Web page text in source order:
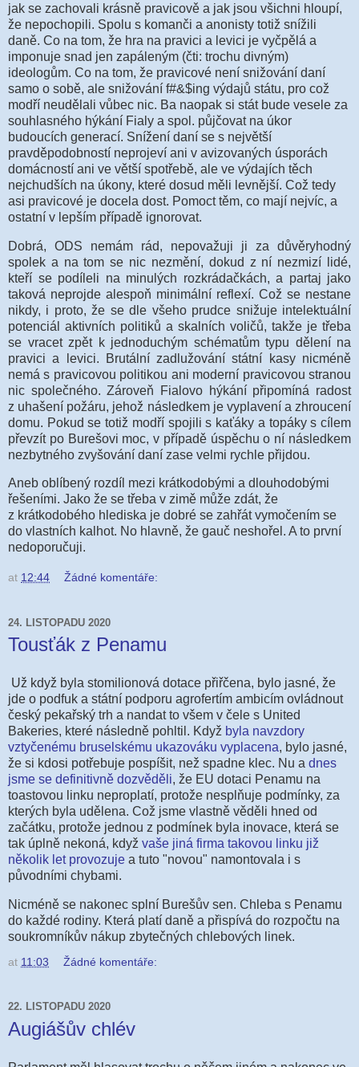
jak se zachovali krásně pravicově a jak jsou všichni hloupí,
že nepochopili. Spolu s komanči a anonisty totiž snížili
daně. Co na tom, že hra na pravici a levici je vyčpělá a
imponuje snad jen zapáleným (čti: trochu divným)
ideologům. Co na tom, že pravicové není snižování daní
samo o sobě, ale snižování f#&$ing výdajů státu, pro což
modří neudělali vůbec nic. Ba naopak si stát bude vesele za
souhlasného hýkání Fialy a spol. půjčovat na úkor
budoucích generací. Snížení daní se s největší
pravděpodobností neprojeví ani v avizovaných úsporách
domácností ani ve větší spotřebě, ale ve výdajích těch
nejchudších na úkony, které dosud měli levnější. Což tedy
asi pravicové je docela dost. Pomoct těm, co mají nejvíc, a
ostatní v lepším případě ignorovat.
Dobrá, ODS nemám rád, nepovažuji ji za důvěryhodný
spolek a na tom se nic nezmění, dokud z ní nezmizí lidé,
kteří se podíleli na minulých rozkrádačkách, a partaj jako
taková neprojde alespoň minimální reflexí. Což se nestane
nikdy, i proto, že se dle všeho prudce snižuje intelektuální
potenciál aktivních politiků a skalních voličů, takže je třeba
se vracet zpět k jednoduchým schématům typu dělení na
pravici a levici. Brutální zadlužování státní kasy nicméně
nemá s pravicovou politikou ani moderní pravicovou stranou
nic společného. Zároveň Fialovo hýkání připomíná radost
z uhašení požáru, jehož následkem je vyplavení a zhroucení
domu. Pokud se totiž modří spojili s kaťáky a topáky s cílem
převzít po Burešovi moc, v případě úspěchu o ní následkem
nezbytného zvyšování daní zase velmi rychle přijdou.
Aneb oblíbený rozdíl mezi krátkodobými a dlouhodobými
řešeními. Jako že se třeba v zimě může zdát, že
z krátkodobého hlediska je dobré se zahřát vymočením se
do vlastních kalhot. No hlavně, že gauč neshořel. A to první
nedoporučuji.
at 12:44 Žádné komentáře:
24. LISTOPADU 2020
Tousťák z Penamu
Už když byla stomilionová dotace přiřčena, bylo jasné, že
jde o podfuk a státní podporu agrofertím ambicím ovládnout
český pekařský trh a nandat to všem v čele s United
Bakeries, které následně pohltil. Když byla navzdory
vztyčenému bruselskému ukazováku vyplacena, bylo jasné,
že si kdosi potřebuje pospíšit, než spadne klec. Nu a dnes
jsme se definitivně dozvěděli, že EU dotaci Penamu na
toastovou linku neproplatí, protože nesplňuje podmínky, za
kterých byla udělena. Což jsme vlastně věděli hned od
začátku, protože jednou z podmínek byla inovace, která se
tak úplně nekoná, když vaše jiná firma takovou linku již
několik let provozuje a tuto "novou" namontovala i s
původními chybami.
Nicméně se nakonec splní Burešův sen. Chleba s Penamu
do každé rodiny. Která platí daně a přispívá do rozpočtu na
soukromníkův nákup zbytečných chlebových linek.
at 11:03 Žádné komentáře:
22. LISTOPADU 2020
Augiášův chlév